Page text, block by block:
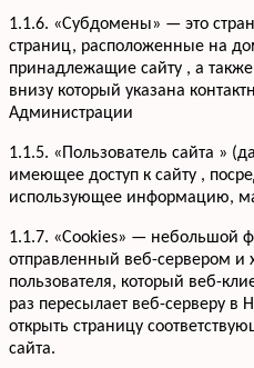
1.1.6. «Субдомены» — это
страниц, расположенные на
принадлежащие сайту , а
внизу который указана
Администрации
1.1.5. «Пользователь сайта »
имеющее доступ к сайту ,
использующее информацию,
1.1.7. «Cookies» — небольшой
отправленный веб-сервером
пользователя, который веб-
раз пересылает веб-серверу в
открыть страницу
сайта.